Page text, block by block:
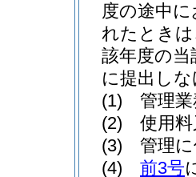
度の途中
れたとき
該年度の
に提出し
(1)
管理
(2)
使用
(3)
管理
(4)
前3号